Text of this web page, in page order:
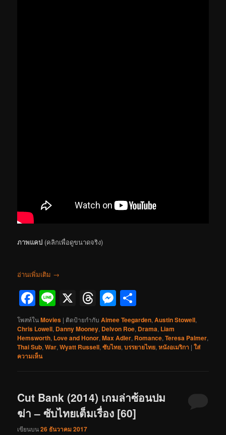
ภาพแคป (คลิกเพื่อดูขนาดจริง)
อ่านเพิ่มเติม →
Facebook
Line
X Threads
Messenger
โพสท์ในMovies | ติดป้ายกำกับ Aimee Teegarden,Austin Stowell,
Chris Lowell, Danny Mooney, Delvon Roe, Drama, Liam
Hemsworth, Love and Honor,Max Adler, Romance,Teresa Palmer,
Thai Sub,War,Wyatt Russell,ซับไทย,บรรยายไทย,หนังอเมริกา |ใส่
ความเห็น
Cut Bank (2014) เกมล่าซ้อนปม
ฆ่า – ซับไทยเต็มเรื่อง [60]
เขียนบน26 ธันวาคม 2017